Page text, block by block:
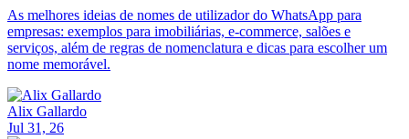
As melhores ideias de nomes de utilizador do WhatsApp para
empresas: exemplos para imobiliárias, e-commerce, salões e
serviços, além de regras de nomenclatura e dicas para escolher um
nome memorável.
Alix Gallardo
Jul 31, 26